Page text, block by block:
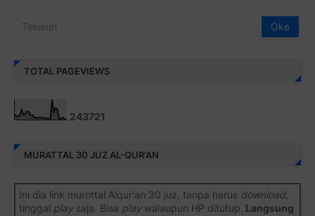
TOTAL PAGEVIEWS
243721
MURATTAL 30 JUZ AL-QUR'AN
Ini dia link murottal Alqur'an 30 juz, tanpa harus download,
tinggal playsaja. Bisa playwalaupun HP ditutup. Langsung